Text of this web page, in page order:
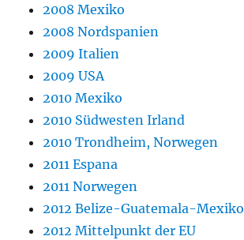
2008 Mexiko
2008 Nordspanien
2009 Italien
2009 USA
2010 Mexiko
2010 Südwesten Irland
2010 Trondheim, Norwegen
2011 Espana
2011 Norwegen
2012 Belize-Guatemala-Mexiko
2012 Mittelpunkt der EU